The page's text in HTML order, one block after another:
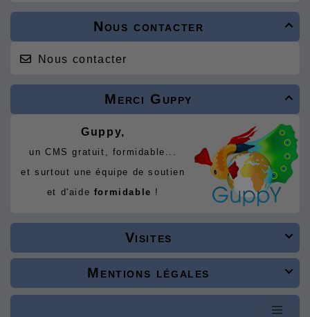

Nous contacter
Nous contacter

Merci Guppy
Guppy,
un CMS gratuit, formidable...
et surtout une équipe de soutien
et d'aide formidable !

Visites

Mentions légales